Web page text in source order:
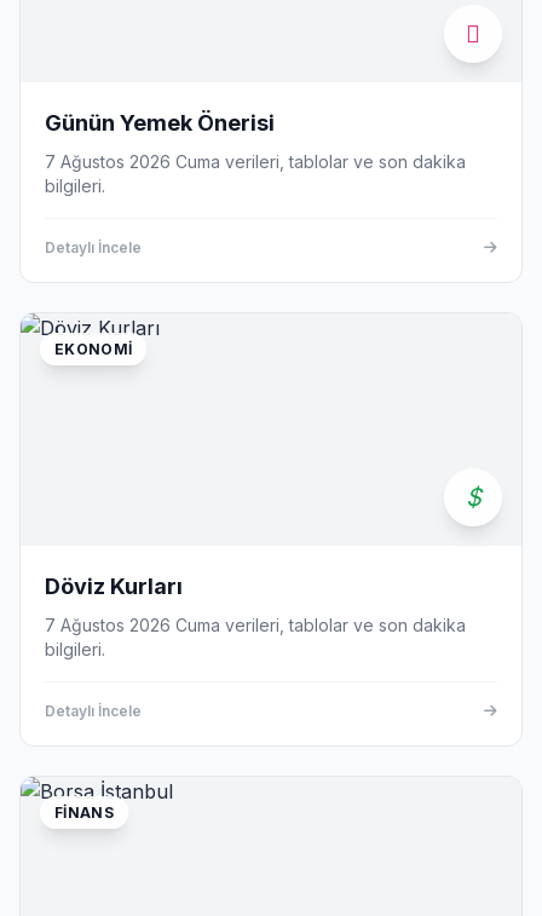
Günün Yemek Önerisi
7 Ağustos 2026 Cuma verileri, tablolar ve son dakika
bilgileri.
Detaylı İncele
EKONOMI
Döviz Kurları
7 Ağustos 2026 Cuma verileri, tablolar ve son dakika
bilgileri.
Detaylı İncele
FINANS